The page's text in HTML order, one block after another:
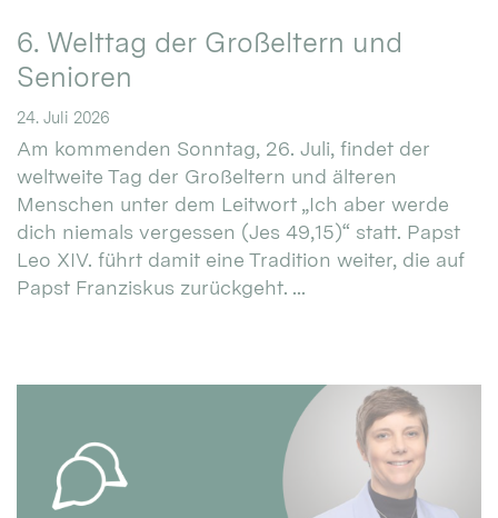
6. Welttag der Großeltern und
Senioren
24. Juli 2026
Am kommenden Sonntag, 26. Juli, findet der
weltweite Tag der Großeltern und älteren
Menschen unter dem Leitwort „Ich aber werde
dich niemals vergessen (Jes 49,15)“ statt. Papst
Leo XIV. führt damit eine Tradition weiter, die auf
Papst Franziskus zurückgeht. ...